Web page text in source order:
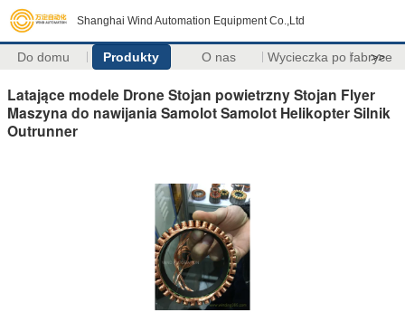
Shanghai Wind Automation Equipment Co.,Ltd
Do domu Produkty O nas Wycieczka po fabryce
>>
Latające modele Drone Stojan powietrzny Stojan Flyer
Maszyna do nawijania Samolot Samolot Helikopter Silnik
Outrunner